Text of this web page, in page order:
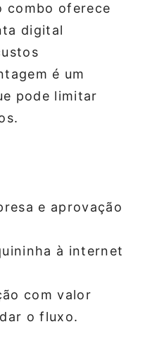
combo oferece
digital
é um
pode limitar
e aprovação
à internet
com valor
o fluxo.